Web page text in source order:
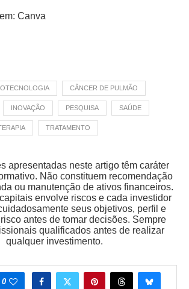
Canva
CÂNCER DE PULMÃO
INOVAÇÃO PESQUISA SAÚDE
TRATAMENTO
apresentadas neste artigo têm caráter
Não constituem recomendação
ou manutenção de ativos financeiros.
envolve riscos e cada investidor
seus objetivos, perfil e
antes de tomar decisões. Sempre
qualificados antes de realizar
qualquer investimento.
0